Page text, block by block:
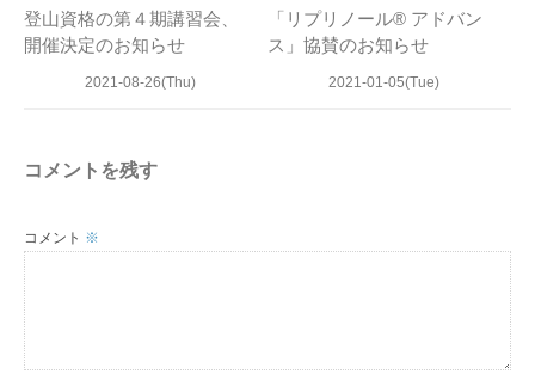
登山資格の第４期講習会、
開催決定のお知らせ
2021-08-26(Thu)
「リプリノール® アドバン
ス」協賛のお知らせ
2021-01-05(Tue)
コメントを残す
コメント ※